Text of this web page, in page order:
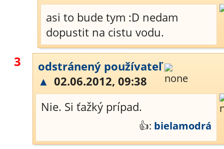
asi to bude tym :D nedam
dopustit na cistu vodu.
3
odstránený používateľ
▲ 02.06.2012, 09:38
Nie. Si ťažký prípad.
👍: bielamodrá